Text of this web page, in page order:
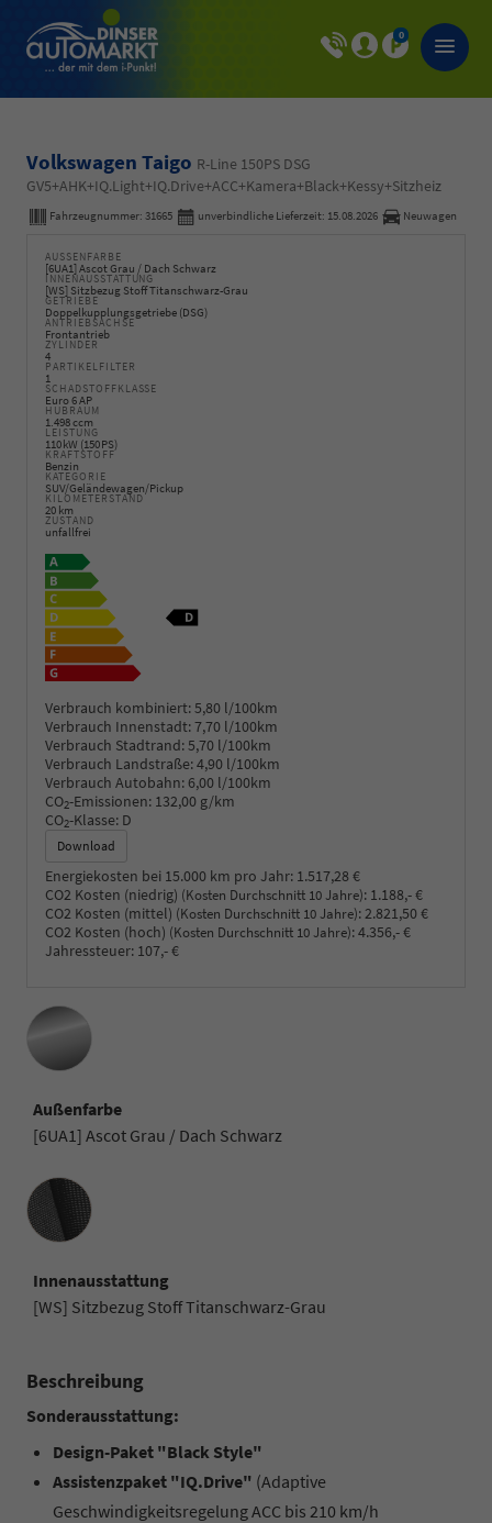
0
Volkswagen Taigo R-Line 150PS DSG
GV5+AHK+IQ.Light+IQ.Drive+ACC+Kamera+Black+Kessy+Sitzheiz
Fahrzeugnummer: 31665 unverbindliche Lieferzeit: 15.08.2026 Neuwagen
AUSSENFARBE
[6UA1] Ascot Grau / Dach Schwarz
INNENAUSSTATTUNG
[WS] Sitzbezug Stoff Titanschwarz-Grau
GETRIEBE
Doppelkupplungsgetriebe (DSG)
ANTRIEBSACHSE
Frontantrieb
ZYLINDER
4
PARTIKELFILTER
1
SCHADSTOFFKLASSE
Euro 6 AP
HUBRAUM
1.498 ccm
LEISTUNG
110 kW (150 PS)
KRAFTSTOFF
Benzin
KATEGORIE
SUV/Geländewagen/Pickup
KILOMETERSTAND
20 km
ZUSTAND
unfallfrei
Verbrauch kombiniert:5,80 l/100km
Verbrauch Innenstadt:7,70 l/100km
Verbrauch Stadtrand:5,70 l/100km
Verbrauch Landstraße:4,90 l/100km
Verbrauch Autobahn: 6,00 l/100km
CO2-Emissionen: 132,00 g/km
CO2-Klasse: D
Download
Energiekosten bei 15.000 km pro Jahr: 1.517,28 €
CO2 Kosten (niedrig) (Kosten Durchschnitt 10 Jahre): 1.188,- €
CO2 Kosten (mittel) (Kosten Durchschnitt 10 Jahre): 2.821,50 €
CO2 Kosten (hoch) (Kosten Durchschnitt 10 Jahre):4.356,- €
Jahressteuer: 107,- €
Außenfarbe
[6UA1] Ascot Grau / Dach Schwarz
Innenausstattung
Innenausstattung
[WS] Sitzbezug Stoff Titanschwarz-Grau
Beschreibung
Sonderausstattung:
Design-Paket "Black Style"
Assistenzpaket "IQ.Drive" (Adaptive
Geschwindigkeitsregelung ACC bis 210 km/h